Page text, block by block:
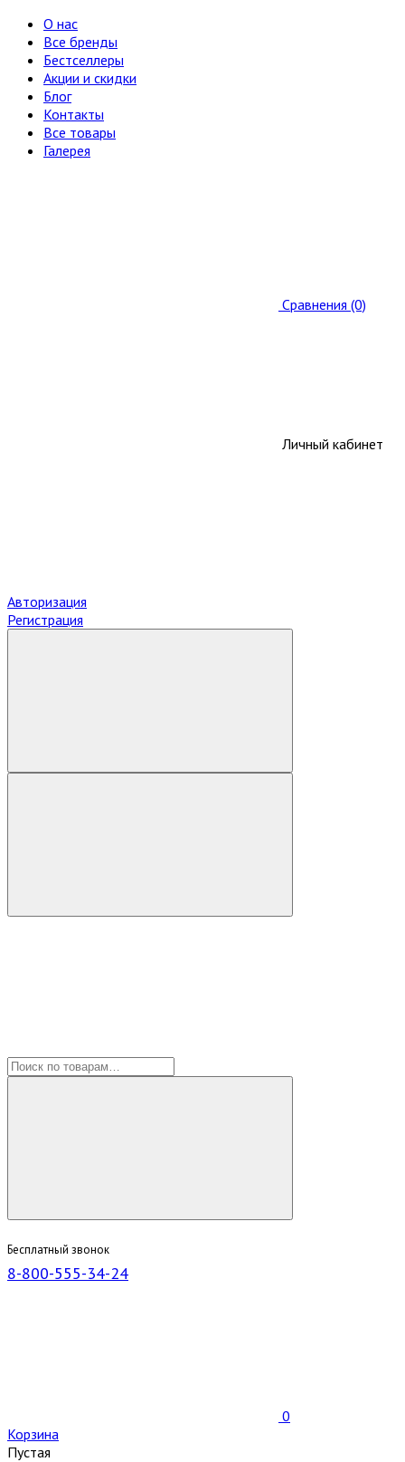
О нас
Все бренды
Бестселлеры
Акции и скидки
Блог
Контакты
Все товары
Галерея
Сравнения (0)
Личный кабинет
Авторизация
Регистрация
Бесплатный звонок
8-800-555-34-24
0
Корзина
Пустая